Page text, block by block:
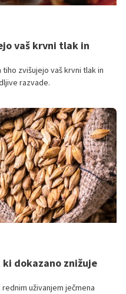
vaš krvni tlak in
zvišujejo vaš krvni tlak in
razvade.
dokazano znižuje
uživanjem ječmena